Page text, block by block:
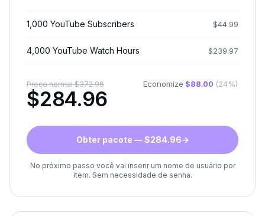
1,000 YouTube Subscribers $44.99
4,000 YouTube Watch Hours $239.97
Preço normal$372.96
$284.96
Economize $88.00 (24%)
Obter pacote — $284.96→
No próximo passo você vai inserir um nome de usuário por
item. Sem necessidade de senha.